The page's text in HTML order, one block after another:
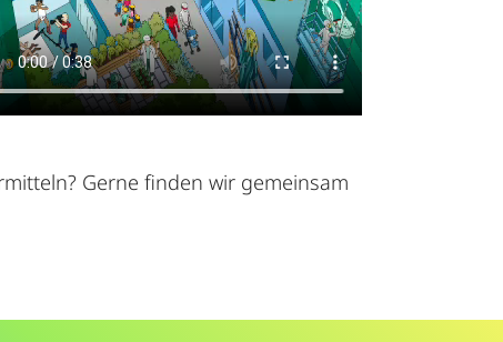
Gerne finden wir gemeinsam